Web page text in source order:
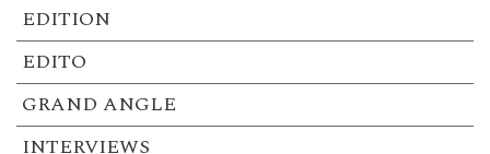
EDITION
EDITO
GRAND ANGLE
INTERVIEWS